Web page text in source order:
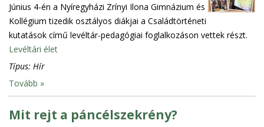
Június 4-én a Nyíregyházi Zrínyi Ilona Gimnázium és
Kollégium tizedik osztályos diákjai a Családtörténeti
kutatások című levéltár-pedagógiai foglalkozáson vettek részt.
Levéltári élet
Típus: Hír
Tovább »
Mit rejt a páncélszekrény?